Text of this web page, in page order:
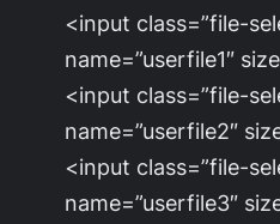
<input class=”file-
name=”userfile1″
<input class=”file-
name=”userfile2″
<input class=”file-
name=”userfile3″